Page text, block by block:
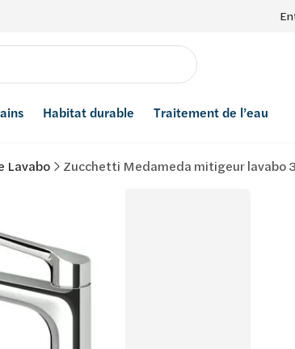
Habitat durable Traitement de l’eau
Lavabo Zucchetti Medameda mitigeur lavabo